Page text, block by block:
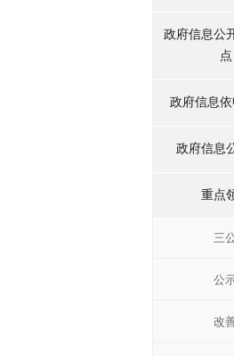
政府信息公
点
政府信息
政府信息
重点
三
公
改